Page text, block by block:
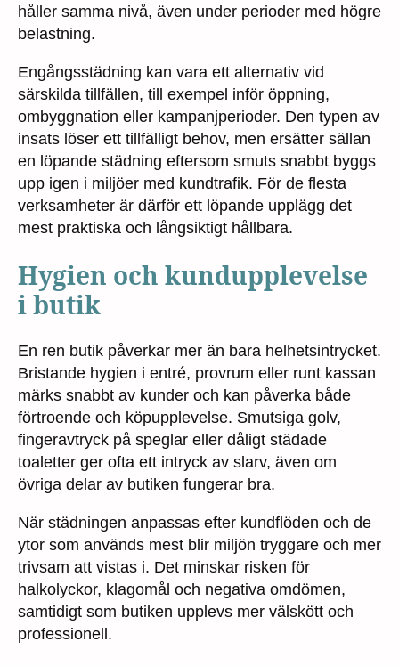
håller samma nivå, även under perioder med högre
belastning.
Engångsstädning kan vara ett alternativ vid
särskilda tillfällen, till exempel inför öppning,
ombyggnation eller kampanjperioder. Den typen av
insats löser ett tillfälligt behov, men ersätter sällan
en löpande städning eftersom smuts snabbt byggs
upp igen i miljöer med kundtrafik. För de flesta
verksamheter är därför ett löpande upplägg det
mest praktiska och långsiktigt hållbara.
Hygien och kundupplevelse
i butik
En ren butik påverkar mer än bara helhetsintrycket.
Bristande hygien i entré, provrum eller runt kassan
märks snabbt av kunder och kan påverka både
förtroende och köpupplevelse. Smutsiga golv,
fingeravtryck på speglar eller dåligt städade
toaletter ger ofta ett intryck av slarv, även om
övriga delar av butiken fungerar bra.
När städningen anpassas efter kundflöden och de
ytor som används mest blir miljön tryggare och mer
trivsam att vistas i. Det minskar risken för
halkolyckor, klagomål och negativa omdömen,
samtidigt som butiken upplevs mer välskött och
professionell.